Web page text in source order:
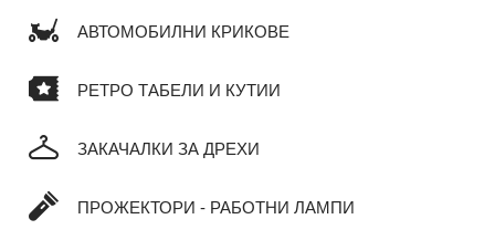
АВТОМОБИЛНИ КРИКОВЕ
РЕТРО ТАБЕЛИ И КУТИИ
ЗАКАЧАЛКИ ЗА ДРЕХИ
ПРОЖЕКТОРИ - РАБОТНИ ЛАМПИ